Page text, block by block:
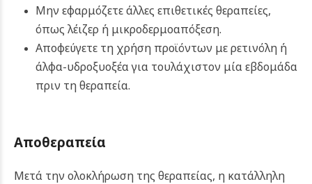
Μην εφαρμόζετε άλλες επιθετικές θεραπείες,
όπως λέιζερ ή μικροδερμοαπόξεση.
Αποφεύγετε τη χρήση προϊόντων με ρετινόλη ή
άλφα-υδροξυοξέα για τουλάχιστον μία εβδομάδα
πριν τη θεραπεία.
Αποθεραπεία
Μετά την ολοκλήρωση της θεραπείας, η κατάλληλη